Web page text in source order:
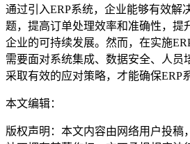
通过引入ERP系统，企业能够有效解
题，提高订单处理效率和准确性，提
企业的可持续发展。然而，在实施
需要面对系统集成、数据安全、人员
采取有效的应对策略，才能确保ERP
本文编辑：
版权声明：本文内容由网络用户投稿